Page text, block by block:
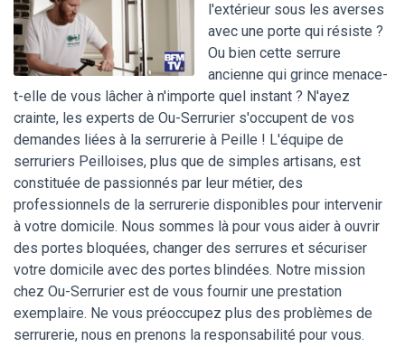
l'extérieur sous les averses
avec une porte qui résiste ?
Ou bien cette serrure
ancienne qui grince menace-
t-elle de vous lâcher à n'importe quel instant ? N'ayez
crainte, les experts de Ou-Serrurier s'occupent de vos
demandes liées à la serrurerie à Peille ! L'équipe de
serruriers Peilloises, plus que de simples artisans, est
constituée de passionnés par leur métier, des
professionnels de la serrurerie disponibles pour intervenir
à votre domicile. Nous sommes là pour vous aider à ouvrir
des portes bloquées, changer des serrures et sécuriser
votre domicile avec des portes blindées. Notre mission
chez Ou-Serrurier est de vous fournir une prestation
exemplaire. Ne vous préoccupez plus des problèmes de
serrurerie, nous en prenons la responsabilité pour vous.